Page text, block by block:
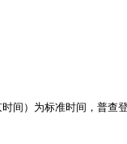
间）为标准时间，普查